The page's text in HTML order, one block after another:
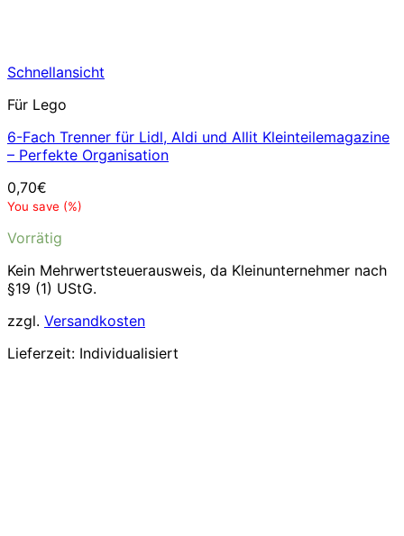
Schnellansicht
Für Lego
6-Fach Trenner für Lidl, Aldi und Allit Kleinteilemagazine
– Perfekte Organisation
0,70€
You save (%)
Vorrätig
Kein Mehrwertsteuerausweis, da Kleinunternehmer nach
§19 (1) UStG.
zzgl. Versandkosten
Lieferzeit: Individualisiert